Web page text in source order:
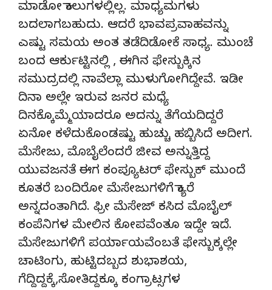
ಮಾಡೋ ಕಾಲುಗಳಲ್ಲಿಲ್ಲ. ಮಾಧ್ಯಮಗಳು
ಬದಲಾಗಬಹುದು. ಆದರೆ ಭಾವಪ್ರವಾಹವನ್ನು
ಎಷ್ಟು ಸಮಯ ಅಂತ ತಡೆದಿಡೋಕೆ ಸಾಧ್ಯ. ಮುಂಚೆ
ಬಂದ ಆರ್ಕುಟ್ಟಿನಲ್ಲಿ , ಈಗಿನ ಫೇಸ್ಬುಕ್ಕಿನ
ಸಮುದ್ರದಲ್ಲಿ ನಾವೆಲ್ಲಾ ಮುಳುಗೋಗಿದ್ದೇವೆ. ಇಡೀ
ದಿನಾ ಅಲ್ಲೇ ಇರುವ ಜನರ ಮಧ್ಯೆ
ದಿನಕ್ಕೊಮ್ಮೆಯಾದರೂ ಅದನ್ನು ತೆಗೆಯದಿದ್ದರೆ
ಏನೋ ಕಳೆದುಕೊಂಡಷ್ಟು ಹುಚ್ಚು ಹಬ್ಬಿಸಿದೆ ಅದೀಗ.
ಮೆಸೇಜು, ಮೊಬೈಲೆಂದರೆ ಜೀವ ಅನ್ನುತ್ತಿದ್ದ
ಯುವಜನತೆ ಈಗ ಕಂಪ್ಯೂಟರ್ ಫೇಸ್ಬುಕ್ ಮುಂದೆ
ಕೂತರೆ ಬಂದಿರೋ ಮೆಸೇಜುಗಳಿಗೆ ಕ್ಯಾರೆ
ಅನ್ನದಂತಾಗಿದೆ. ಫ್ರೀ ಮೆಸೇಜ್ ಕಸಿದ ಮೊಬೈಲ್
ಕಂಪೆನಿಗಳ ಮೇಲಿನ ಕೋಪವೆಂತೂ ಇದ್ದೇ ಇದೆ.
ಮೆಸೇಜುಗಳಿಗೆ ಪರ್ಯಾಯವೆಂಬತೆ ಫೇಸ್ಬುಕ್ಕಲ್ಲೇ
ಚಾಟಿಂಗು, ಹುಟ್ಟಿದಬ್ಬದ ಶುಭಾಶಯ,
ಗೆದ್ದಿದ್ದಕ್ಕೆ,ಸೋತಿದ್ದಕ್ಕೂ ಕಂಗ್ರಾಟ್ಸಗಳ